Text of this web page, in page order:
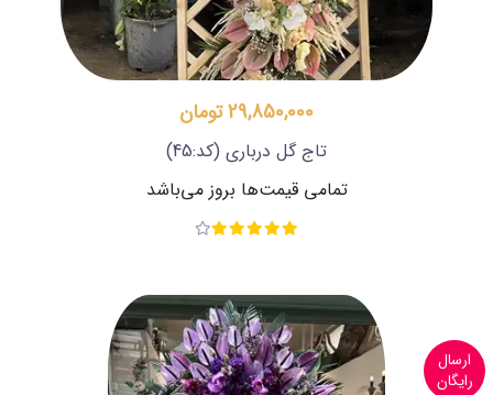
29,850,000 تومان
تاج گل درباری (کد:45)
تمامی قیمت‌ها بروز می‌باشد
ارسال
رایگان